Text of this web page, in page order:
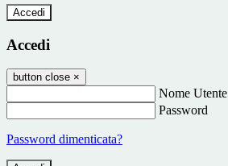
Accedi
Accedi
button close ×
Nome Utente
Password
Password dimenticata?